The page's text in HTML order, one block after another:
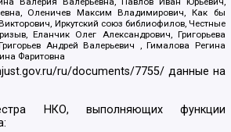
Оленичев Максим Владимирович, Как бы
Иркутский союз библиофилов, Честные
Еланчик Олег Александрович, Григорьева
Андрей Валерьевич , Гималова Регина
Фаритовна
ru/documents/7755/ данные на
НКО, выполняющих функции